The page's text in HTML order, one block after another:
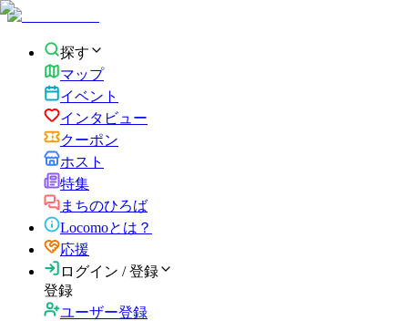
探す
マップ
イベント
インタビュー
クーポン
ホスト
特集
まちのひろば
Locomoとは？
応援
ログイン / 登録
登録
ユーザー登録